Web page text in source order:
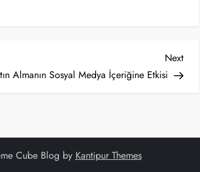
Post
Next
Almanın Sosyal Medya İçeriğine Etkisi
Cube Blog by Kantipur Themes